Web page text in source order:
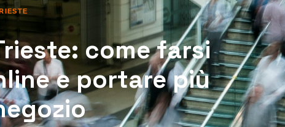
come farsi
e portare più